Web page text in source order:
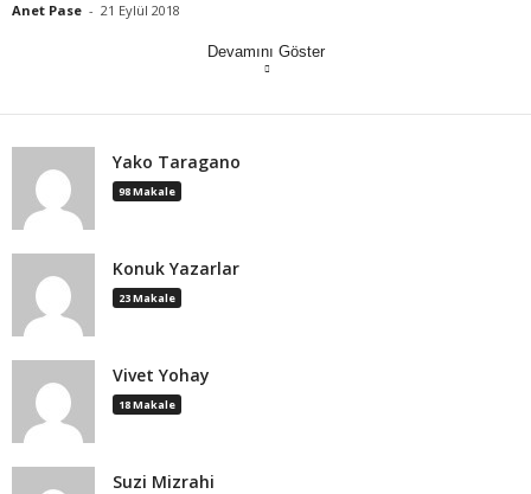
Anet Pase - 21 Eylül 2018
Devamını Göster
Yako Taragano
98 Makale
Konuk Yazarlar
23 Makale
Vivet Yohay
18 Makale
Suzi Mizrahi